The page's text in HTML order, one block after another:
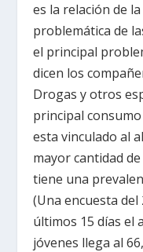
es la relación de
problemática de
el principal
dicen los
Drogas y otros
principal
esta vinculado al
mayor cantidad
tiene una
(Una encuesta del
últimos 15 días el
jóvenes llega al